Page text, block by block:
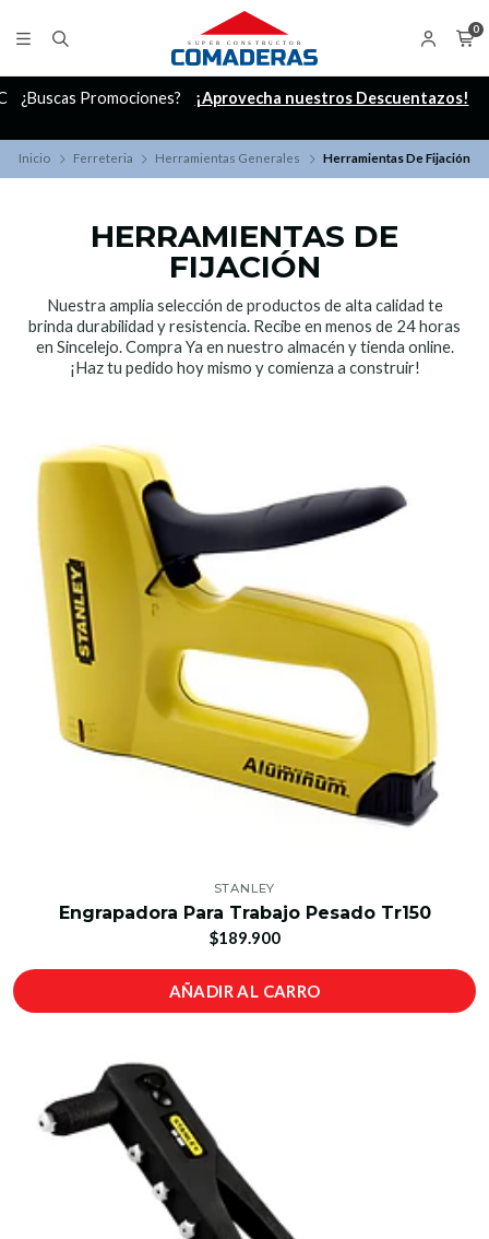
0
¿Buscas Promociones? ¡Aprovecha nuestros Descuentazos!
Inicio Ferreteria Herramientas Generales Herramientas De Fijación
HERRAMIENTAS DE
FIJACIÓN
Nuestra amplia selección de productos de alta calidad te
brinda durabilidad y resistencia. Recibe en menos de 24 horas
en Sincelejo. Compra Ya en nuestro almacén y tienda online.
¡Haz tu pedido hoy mismo y comienza a construir!
STANLEY
Engrapadora Para Trabajo Pesado Tr150
$189.900
AÑADIR AL CARRO